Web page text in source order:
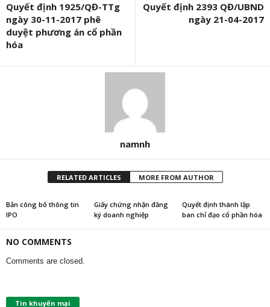
Quyết định 1925/QĐ-TTg
ngày 30-11-2017 phê
duyệt phương án cổ phần
hóa
Quyết định 2393 QĐ/UBND
ngày 21-04-2017
namnh
RELATED ARTICLES MORE FROM AUTHOR
Bản công bố thông tin
IPO
Giấy chứng nhận đăng
ký doanh nghiệp
Quyết định thành lập
ban chỉ đạo cổ phần hóa
NO COMMENTS
Comments are closed.
Tin khuyến mại